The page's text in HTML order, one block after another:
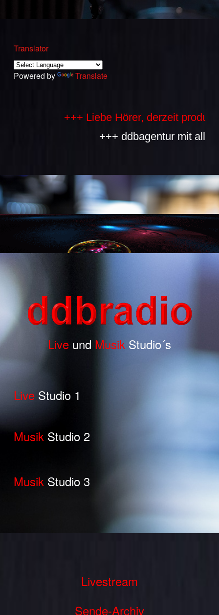
Translator
Powered by Translate
+++ Liebe Hörer, derzeit
+++ ddbagentur mit allen
Live und Musik Studio´s
Live Studio 1
Musik Studio 2
Musik Studio 3
Livestream
Sende-Archiv